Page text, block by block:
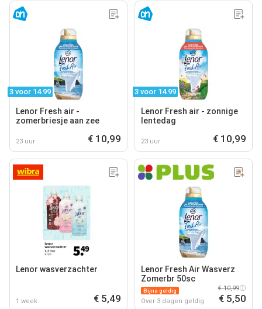
3 voor 14.99
Lenor Fresh air -
zomerbriesje aan zee
23 uur € 10,99
3 voor 14.99
Lenor Fresh air - zonnige
lentedag
23 uur € 10,99
Lenor wasverzachter
1 week € 5,49
Lenor Fresh Air Wasverz
Zomerbr 50sc
Bijna geldig
Over 3 dagen geldig
€ 10,99
€ 5,50